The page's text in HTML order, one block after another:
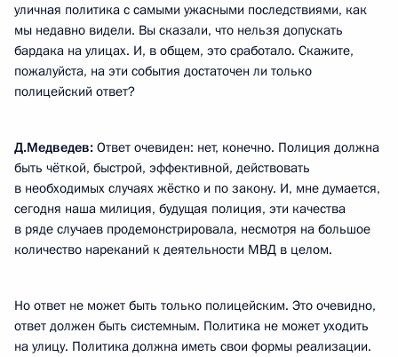
уличная политика с самыми ужасными последствиями, как
мы недавно видели. Вы сказали, что нельзя допускать
бардака на улицах. И, в общем, это сработало. Скажите,
пожалуйста, на эти события достаточен ли только
полицейский ответ?
Д.Медведев: Ответ очевиден: нет, конечно. Полиция должна
быть чёткой, быстрой, эффективной, действовать
в необходимых случаях жёстко и по закону. И, мне думается,
сегодня наша милиция, будущая полиция, эти качества
в ряде случаев продемонстрировала, несмотря на большое
количество нареканий к деятельности МВД в целом.
Но ответ не может быть только полицейским. Это очевидно,
ответ должен быть системным. Политика не может уходить
на улицу. Политика должна иметь свои формы реализации.